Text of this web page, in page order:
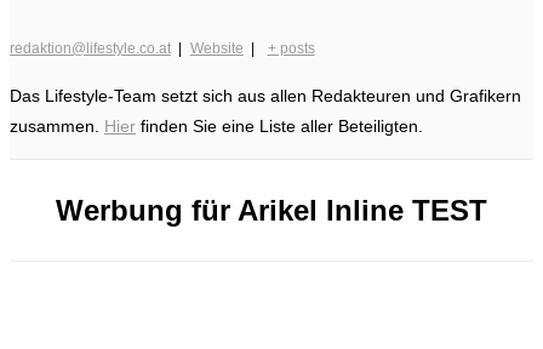
redaktion@lifestyle.co.at Website + posts
Das Lifestyle-Team setzt sich aus allen Redakteuren und Grafikern
zusammen. Hier finden Sie eine Liste aller Beteiligten.
Werbung für Arikel Inline TEST